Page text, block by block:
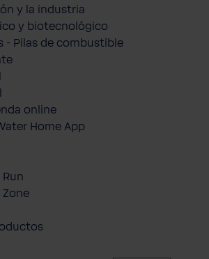
y la industria
y biotecnológico
- Pilas de combustible
online
Home App
Zone